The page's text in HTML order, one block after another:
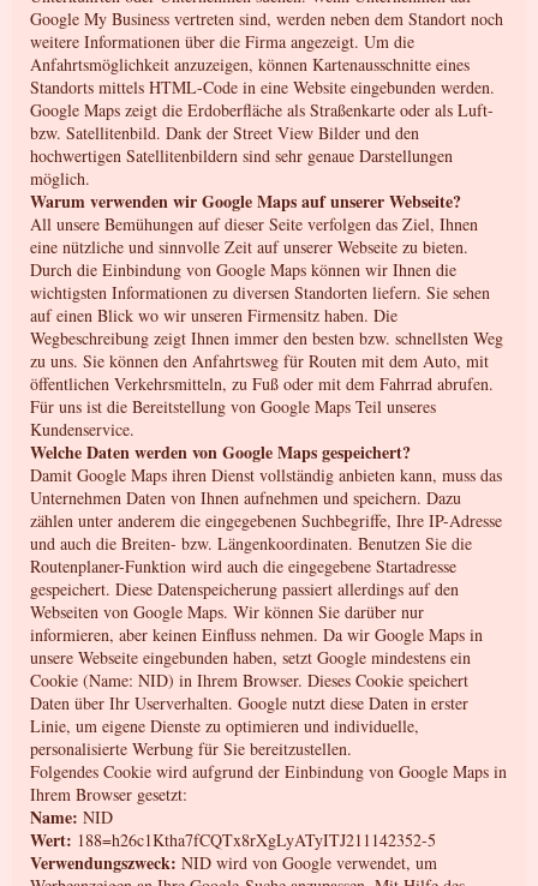
Google My Business vertreten sind, werden neben dem Standort noch
weitere Informationen über die Firma angezeigt. Um die
Anfahrtsmöglichkeit anzuzeigen, können Kartenausschnitte eines
Standorts mittels HTML-Code in eine Website eingebunden werden.
Google Maps zeigt die Erdoberfläche als Straßenkarte oder als Luft-
bzw. Satellitenbild. Dank der Street View Bilder und den
hochwertigen Satellitenbildern sind sehr genaue Darstellungen
möglich.
Warum verwenden wir Google Maps auf unserer Webseite?
All unsere Bemühungen auf dieser Seite verfolgen das Ziel, Ihnen
eine nützliche und sinnvolle Zeit auf unserer Webseite zu bieten.
Durch die Einbindung von Google Maps können wir Ihnen die
wichtigsten Informationen zu diversen Standorten liefern. Sie sehen
auf einen Blick wo wir unseren Firmensitz haben. Die
Wegbeschreibung zeigt Ihnen immer den besten bzw. schnellsten Weg
zu uns. Sie können den Anfahrtsweg für Routen mit dem Auto, mit
öffentlichen Verkehrsmitteln, zu Fuß oder mit dem Fahrrad abrufen.
Für uns ist die Bereitstellung von Google Maps Teil unseres
Kundenservice.
Welche Daten werden von Google Maps gespeichert?
Damit Google Maps ihren Dienst vollständig anbieten kann, muss das
Unternehmen Daten von Ihnen aufnehmen und speichern. Dazu
zählen unter anderem die eingegebenen Suchbegriffe, Ihre IP-Adresse
und auch die Breiten- bzw. Längenkoordinaten. Benutzen Sie die
Routenplaner-Funktion wird auch die eingegebene Startadresse
gespeichert. Diese Datenspeicherung passiert allerdings auf den
Webseiten von Google Maps. Wir können Sie darüber nur
informieren, aber keinen Einfluss nehmen. Da wir Google Maps in
unsere Webseite eingebunden haben, setzt Google mindestens ein
Cookie (Name: NID) in Ihrem Browser. Dieses Cookie speichert
Daten über Ihr Userverhalten. Google nutzt diese Daten in erster
Linie, um eigene Dienste zu optimieren und individuelle,
personalisierte Werbung für Sie bereitzustellen.
Folgendes Cookie wird aufgrund der Einbindung von Google Maps in
Ihrem Browser gesetzt:
Name: NID
Wert: 188=h26c1Ktha7fCQTx8rXgLyATyITJ211142352-5
Verwendungszweck: NID wird von Google verwendet, um